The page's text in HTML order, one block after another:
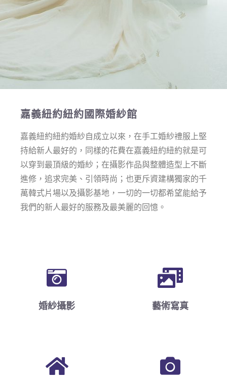
嘉義紐約紐約國際婚紗館
嘉義紐約紐約婚紗自成立以來，在手工婚紗禮服上堅
持給新人最好的，同樣的花費在嘉義紐約紐約就是可
以穿到最頂級的婚紗；在攝影作品與整體造型上不斷
進修，追求完美、引領時尚；也更斥資建構獨家的千
萬韓式片場以及攝影基地，一切的一切都希望能給予
我們的新人最好的服務及最美麗的回憶。
婚紗攝影 藝術寫真